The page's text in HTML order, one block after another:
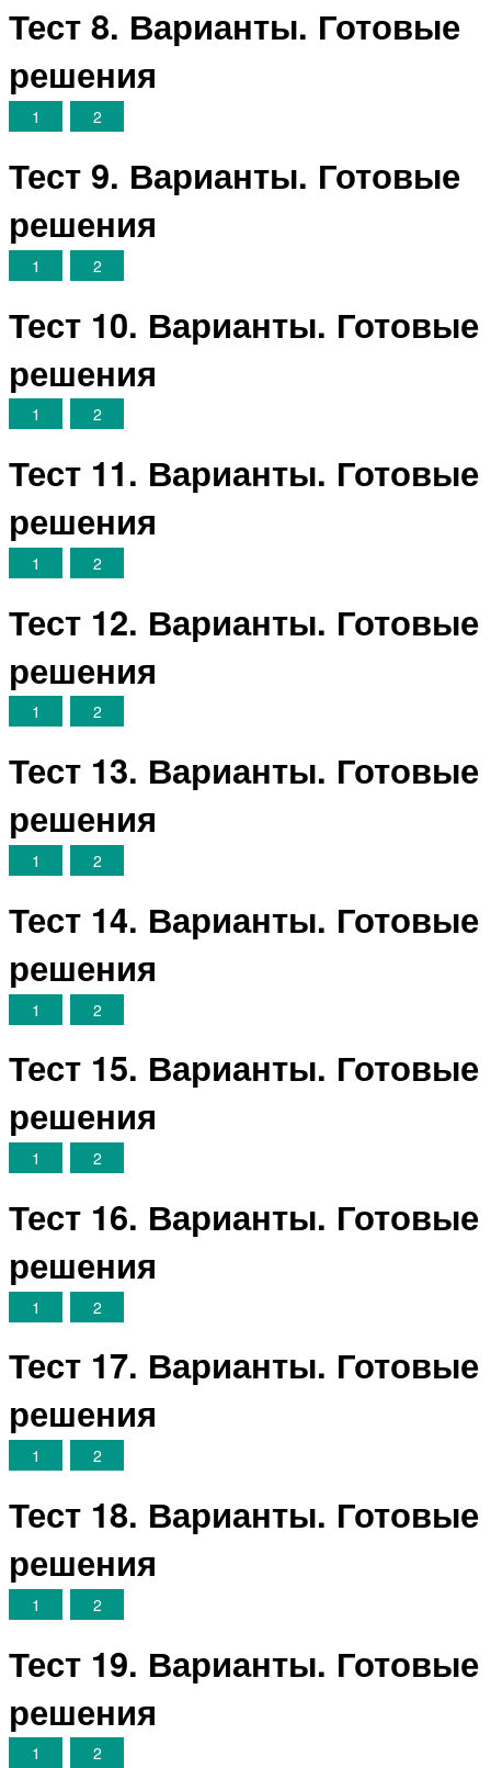
Тест 8. Варианты. Готовые
решения
1 2
Тест 9. Варианты. Готовые
решения
1 2
Тест 10. Варианты. Готовые
решения
1 2
Тест 11. Варианты. Готовые
решения
1 2
Тест 12. Варианты. Готовые
решения
1 2
Тест 13. Варианты. Готовые
решения
1 2
Тест 14. Варианты. Готовые
решения
1 2
Тест 15. Варианты. Готовые
решения
1 2
Тест 16. Варианты. Готовые
решения
1 2
Тест 17. Варианты. Готовые
решения
1 2
Тест 18. Варианты. Готовые
решения
1 2
Тест 19. Варианты. Готовые
решения
1 2